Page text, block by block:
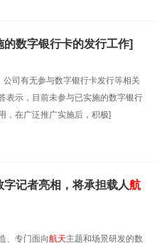
数字银行卡的发行工作]
公司有无参与数字银行卡发行等相关
表示，目前未参与已实施的数字银行
，在广泛推广实施后，积极]
记者亮相，将承担载人航
、专门面向航天主题和场景研发的数